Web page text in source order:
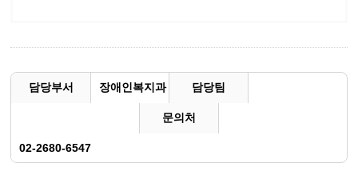
담당부서 장애인복지과 담당팀
문의처
02-2680-6547